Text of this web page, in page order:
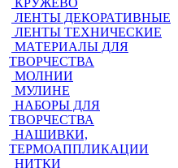
КРУЖЕВО
ЛЕНТЫ ДЕКОРАТИВНЫЕ
ЛЕНТЫ ТЕХНИЧЕСКИЕ
МАТЕРИАЛЫ ДЛЯ
ТВОРЧЕСТВА
МОЛНИИ
МУЛИНЕ
НАБОРЫ ДЛЯ
ТВОРЧЕСТВА
НАШИВКИ,
ТЕРМОАППЛИКАЦИИ
НИТКИ